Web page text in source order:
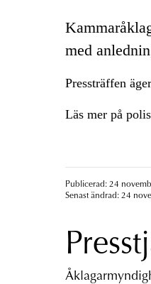
med
Pressträffen
Läs mer på
Publicerad: 24
Senast ändrad: 24